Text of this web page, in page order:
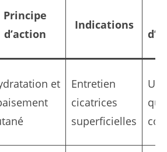
Principe
d’action
Indications
et
Entretien
cicatrices
superficielles